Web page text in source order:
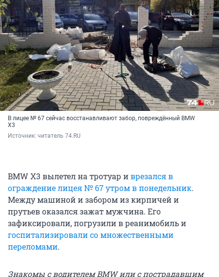
В лицее № 67 сейчас восстанавливают забор, повреждённый BMW
X3
Источник: читатель 74.RU
BMW X3 вылетел на тротуар иврезался в
ограждение лицея № 67 утром в понедельник.
Между машиной и забором из кирпичей и
прутьев оказался зажат мужчина. Его
зафиксировали, погрузили в реанимобиль и
госпитализировали со множественными
переломами.
Знакомы с водителем BMW или с пострадавшим